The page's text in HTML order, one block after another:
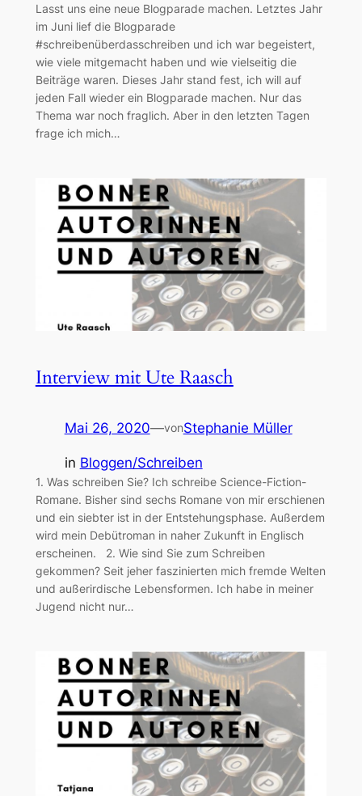
Lasst uns eine neue Blogparade machen. Letztes Jahr
im Juni lief die Blogparade
#schreibenüberdasschreiben und ich war begeistert,
wie viele mitgemacht haben und wie vielseitig die
Beiträge waren. Dieses Jahr stand fest, ich will auf
jeden Fall wieder ein Blogparade machen. Nur das
Thema war noch fraglich. Aber in den letzten Tagen
frage ich mich…
Interview mit Ute Raasch
Mai 26, 2020—vonStephanie Müller
in Bloggen/Schreiben
1. Was schreiben Sie? Ich schreibe Science-Fiction-
Romane. Bisher sind sechs Romane von mir erschienen
und ein siebter ist in der Entstehungsphase. Außerdem
wird mein Debütroman in naher Zukunft in Englisch
erscheinen. 2. Wie sind Sie zum Schreiben
gekommen? Seit jeher faszinierten mich fremde Welten
und außerirdische Lebensformen. Ich habe in meiner
Jugend nicht nur…